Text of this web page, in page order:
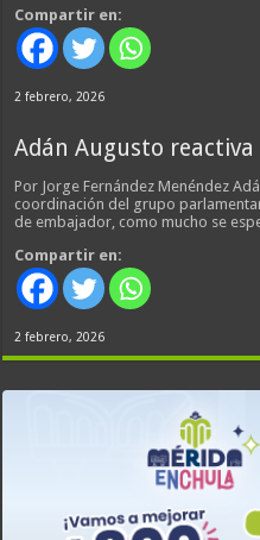
Compartir en:
2 febrero, 2026
Adán Augusto reactiva
Por Jorge Fernández Menéndez
coordinación del grupo
de embajador, como mucho se
Compartir en:
2 febrero, 2026